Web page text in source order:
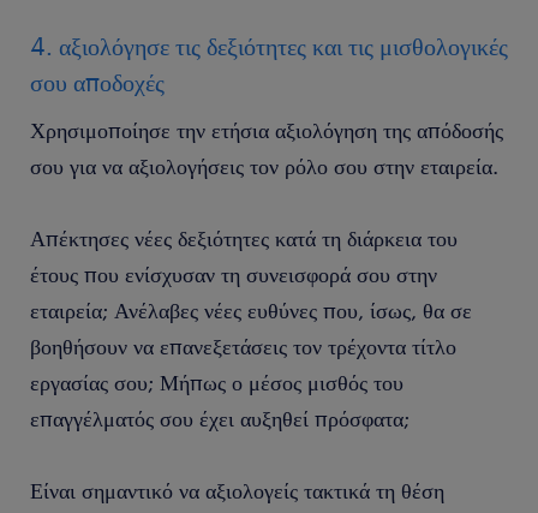
4. αξιολόγησε τις δεξιότητες και τις μισθολογικές
σου αποδοχές
Χρησιμοποίησε την ετήσια αξιολόγηση της απόδοσής
σου για να αξιολογήσεις τον ρόλο σου στην εταιρεία.
Απέκτησες νέες δεξιότητες κατά τη διάρκεια του
έτους που ενίσχυσαν τη συνεισφορά σου στην
εταιρεία; Ανέλαβες νέες ευθύνες που, ίσως, θα σε
βοηθήσουν να επανεξετάσεις τον τρέχοντα τίτλο
εργασίας σου; Μήπως ο μέσος μισθός του
επαγγέλματός σου έχει αυξηθεί πρόσφατα;
Είναι σημαντικό να αξιολογείς τακτικά τη θέση